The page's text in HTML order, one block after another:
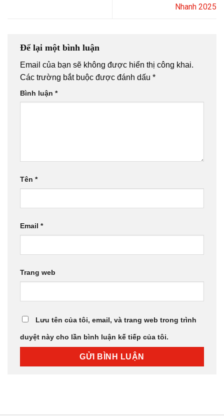
Nhanh 2025
Để lại một bình luận
Email của bạn sẽ không được hiển thị công khai.
Các trường bắt buộc được đánh dấu *
Bình luận *
Tên *
Email *
Trang web
Lưu tên của tôi, email, và trang web trong trình
duyệt này cho lần bình luận kế tiếp của tôi.